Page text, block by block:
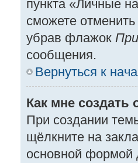
пункта «Личные
сможете
убрав флажок
сообщения.
Вернуться к
Как мне создать
При создании
щёлкните на
основной формой